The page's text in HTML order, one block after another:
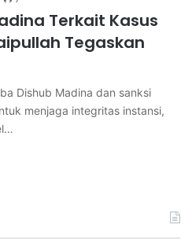
Terkait Kasus
Tegaskan
Dishub Madina dan sanksi
menjaga integritas instansi,